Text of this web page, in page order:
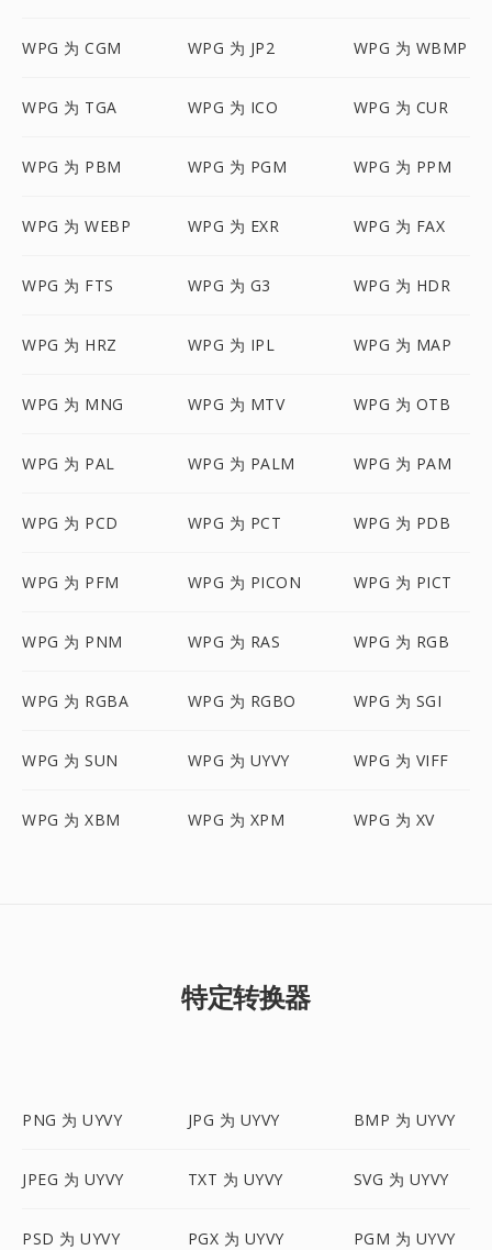
WPG 为 CGM WPG 为 JP2 WPG 为 WBMP
WPG 为 TGA WPG 为 ICO WPG 为 CUR
WPG 为 PBM WPG 为 PGM WPG 为 PPM
WPG 为 WEBP WPG 为 EXR WPG 为 FAX
WPG 为 FTS WPG 为 G3 WPG 为 HDR
WPG 为 HRZ WPG 为 IPL WPG 为 MAP
WPG 为 MNG WPG 为 MTV WPG 为 OTB
WPG 为 PAL WPG 为 PALM WPG 为 PAM
WPG 为 PCD WPG 为 PCT WPG 为 PDB
WPG 为 PFM WPG 为 PICON WPG 为 PICT
WPG 为 PNM WPG 为 RAS WPG 为 RGB
WPG 为 RGBA WPG 为 RGBO WPG 为 SGI
WPG 为 SUN WPG 为 UYVY WPG 为 VIFF
WPG 为 XBM WPG 为 XPM WPG 为 XV
特定转换器
PNG 为 UYVY JPG 为 UYVY BMP 为 UYVY
JPEG 为 UYVY TXT 为 UYVY SVG 为 UYVY
PSD 为 UYVY PGX 为 UYVY PGM 为 UYVY